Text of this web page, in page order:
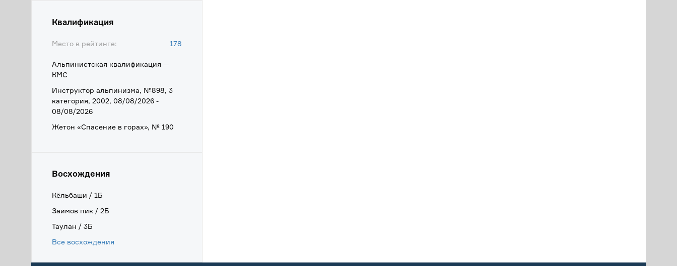
Квалификация
Место в рейтинге: 178
Альпинистская квалификация —
КМС
Инструктор альпинизма, №898, 3
категория, 2002, 08/08/2026 -
08/08/2026
Жетон «Спасение в горах», № 190
Восхождения
Кёльбаши / 1Б
Заимов пик / 2Б
Таулан / 3Б
Все восхождения